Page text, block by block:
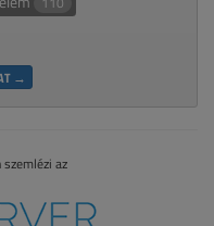
→
szemlézi az